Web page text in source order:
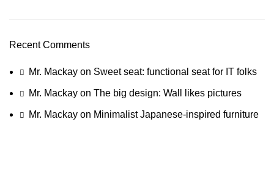
Recent Comments
Mr. Mackay on Sweet seat: functional seat for IT folks
Mr. Mackay on The big design: Wall likes pictures
Mr. Mackay on Minimalist Japanese-inspired furniture